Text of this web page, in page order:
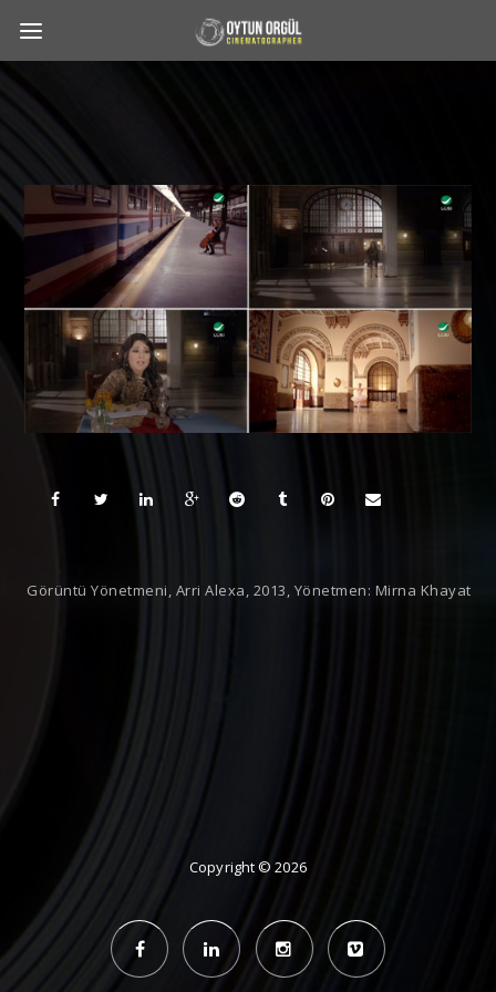
Görüntü Yönetmeni, Arri Alexa, 2013, Yönetmen: Mirna Khayat
Copyright© 2026